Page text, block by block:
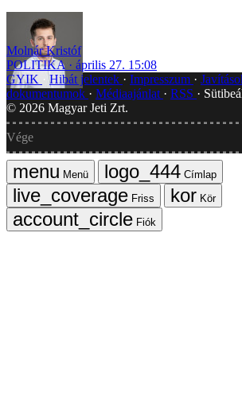
Molnár Kristóf
POLITIKA
április 27. 15:08
GYIK
Hibát jelentek Impresszum
dokumentumok
Médiaajánlat RSS
© 2026 Magyar Jeti Zrt.
Vége
Menü
Címlap
Friss
Kör
Fiók